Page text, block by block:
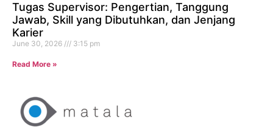
Tugas Supervisor: Pengertian, Tanggung
Jawab, Skill yang Dibutuhkan, dan Jenjang
Karier
June 30, 2026 3:15 pm
Read More »